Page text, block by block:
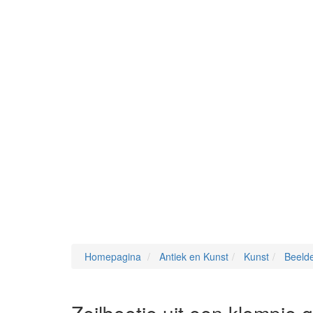
Homepagina Antiek en Kunst Kunst